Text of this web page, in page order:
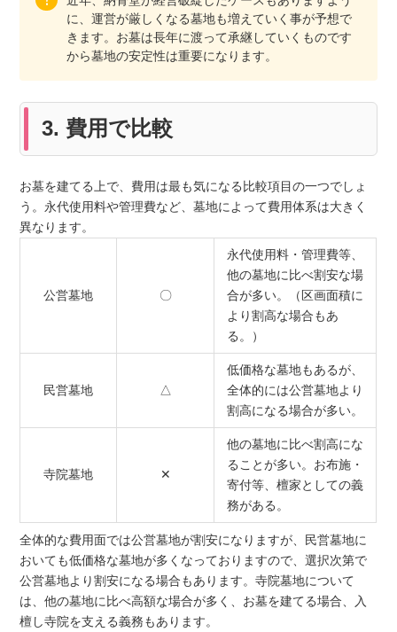
に、運営が厳しくなる墓地も増えていく事が予想で
きます。お墓は長年に渡って承継していくものです
から墓地の安定性は重要になります。
3. 費用で比較
お墓を建てる上で、費用は最も気になる比較項目の一つでしょ
う。永代使用料や管理費など、墓地によって費用体系は大きく
異なります。
公営墓地 〇
永代使用料・管理費等、
他の墓地に比べ割安な場
合が多い。（区画面積に
より割高な場合もあ
る。）
民営墓地 △
低価格な墓地もあるが、
全体的には公営墓地より
割高になる場合が多い。
寺院墓地 ✕
他の墓地に比べ割高にな
ることが多い。お布施・
寄付等、檀家としての義
務がある。
全体的な費用面では公営墓地が割安になりますが、民営墓地に
おいても低価格な墓地が多くなっておりますので、選択次第で
公営墓地より割安になる場合もあります。寺院墓地について
は、他の墓地に比べ高額な場合が多く、お墓を建てる場合、入
檀し寺院を支える義務もあります。